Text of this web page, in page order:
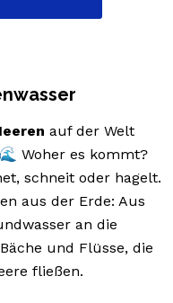
auf der Welt
Woher es kommt?
schneit oder hagelt.
aus der Erde: Aus
an die
und Flüsse, die
fließen.